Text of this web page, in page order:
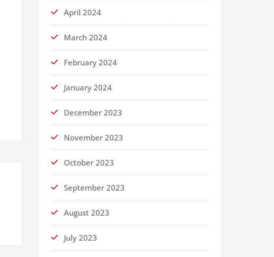
April 2024
March 2024
February 2024
January 2024
December 2023
November 2023
October 2023
September 2023
August 2023
July 2023